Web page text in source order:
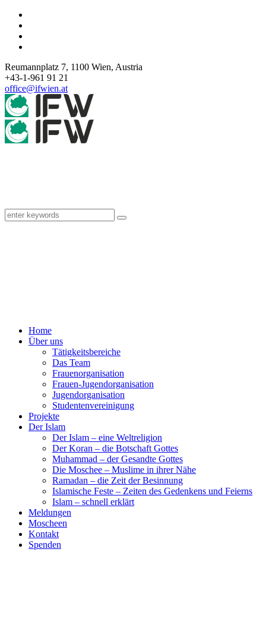
Reumannplatz 7, 1100 Wien, Austria
+43-1-961 91 21
office@ifwien.at
Home
Über uns
Tätigkeitsbereiche
Das Team
Frauenorganisation
Frauen-Jugendorganisation
Jugendorganisation
Studentenvereinigung
Projekte
Der Islam
Der Islam – eine Weltreligion
Der Koran – die Botschaft Gottes
Muhammad – der Gesandte Gottes
Die Moschee – Muslime in ihrer Nähe
Ramadan – die Zeit der Besinnung
Islamische Feste – Zeiten des Gedenkens und Feierns
Islam – schnell erklärt
Meldungen
Moscheen
Kontakt
Spenden